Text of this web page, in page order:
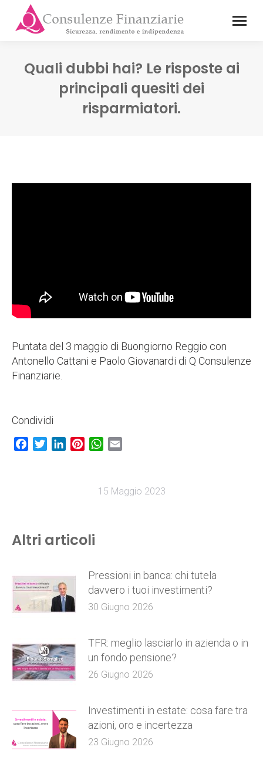
Quali dubbi hai? Le risposte ai
principali quesiti dei
risparmiatori.
Puntata del 3 maggio di Buongiorno Reggio con
Antonello Cattani e Paolo Giovanardi di Q Consulenze
Finanziarie.
Condividi
Facebook
TwitterLinkedInPinterestWhatsApp
15 Maggio 2023
Altri articoli
Pressioni in banca: chi tutela
davvero i tuoi investimenti?
30 Giugno 2026
TFR: meglio lasciarlo in azienda o in
un fondo pensione?
26 Giugno 2026
Investimenti in estate: cosa fare tra
azioni, oro e incertezza
23 Giugno 2026